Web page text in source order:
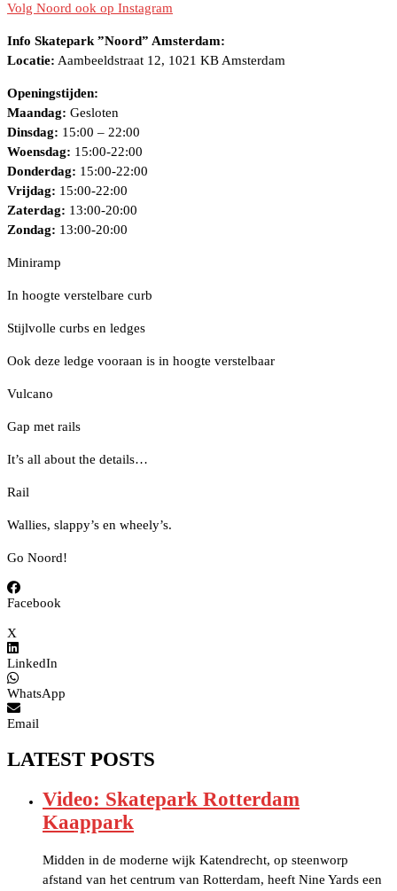
Volg Noord ook op Instagram
Info Skatepark ”Noord” Amsterdam:
Locatie: Aambeeldstraat 12, 1021 KB Amsterdam
Openingstijden:
Maandag: Gesloten
Dinsdag: 15:00 – 22:00
Woensdag: 15:00-22:00
Donderdag: 15:00-22:00
Vrijdag: 15:00-22:00
Zaterdag: 13:00-20:00
Zondag: 13:00-20:00
Miniramp
In hoogte verstelbare curb
Stijlvolle curbs en ledges
Ook deze ledge vooraan is in hoogte verstelbaar
Vulcano
Gap met rails
It’s all about the details…
Rail
Wallies, slappy’s en wheely’s.
Go Noord!
Facebook
X
LinkedIn
WhatsApp
Email
LATEST POSTS
Video: Skatepark Rotterdam
Kaappark
Midden in de moderne wijk Katendrecht, op steenworp
afstand van het centrum van Rotterdam, heeft Nine Yards een